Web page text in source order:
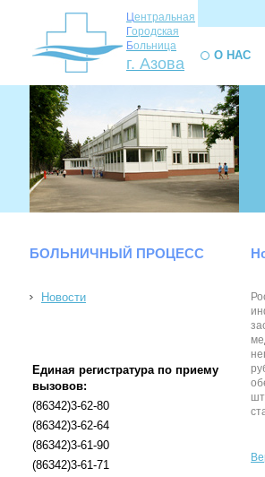
Центральная
Городская
Больница
г. Азова О НАС
БОЛЬНИЧНЫЙ ПРОЦЕСС
Новости
Единая регистратура по приему
вызовов:
(86342)3-62-80
(86342)3-62-64
(86342)3-61-90
(86342)3-61-71